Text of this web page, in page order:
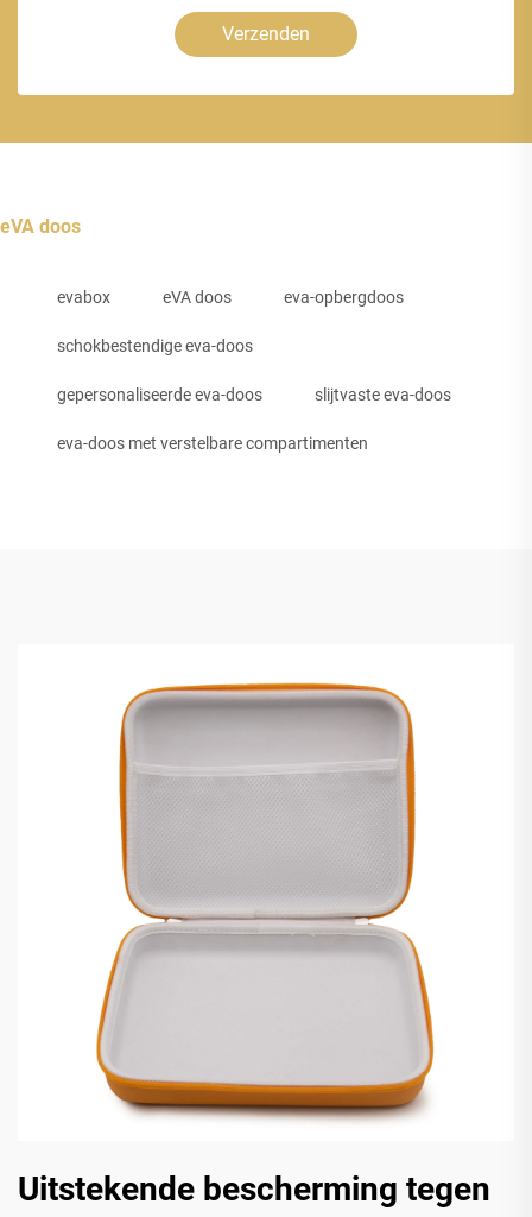
Verzenden
eVA doos
evabox eVA doos eva-opbergdoos
schokbestendige eva-doos
gepersonaliseerde eva-doos slijtvaste eva-doos
eva-doos met verstelbare compartimenten
Uitstekende bescherming tegen